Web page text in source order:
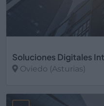
Soluciones Digitales
Oviedo (Asturias)